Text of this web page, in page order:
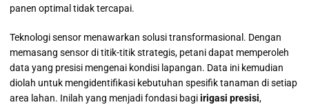
panen optimal tidak tercapai.
Teknologi sensor menawarkan solusi transformasional. Dengan
memasang sensor di titik-titik strategis, petani dapat memperoleh
data yang presisi mengenai kondisi lapangan. Data ini kemudian
diolah untuk mengidentifikasi kebutuhan spesifik tanaman di setiap
area lahan. Inilah yang menjadi fondasi bagiirigasi presisi,